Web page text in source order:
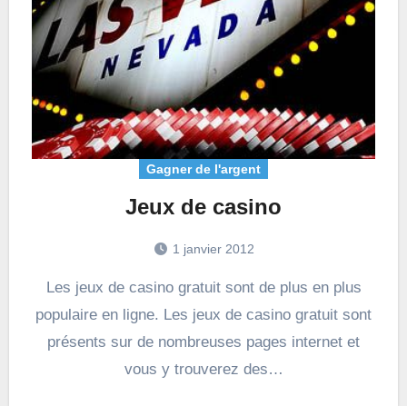
Gagner de l'argent
Jeux de casino
1 janvier 2012
Les jeux de casino gratuit sont de plus en plus
populaire en ligne. Les jeux de casino gratuit sont
présents sur de nombreuses pages internet et
vous y trouverez des…